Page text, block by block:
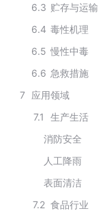
6.3 贮存与运输
6.4 毒性机理
6.5 慢性中毒
6.6 急救措施
7
应用领域
7.1
生产生活
消防安全
人工降雨
表面清洁
7.2 食品行业